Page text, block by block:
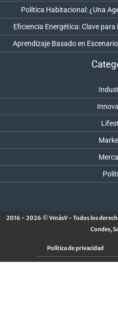
Política Habitacional: ¿Una
Eficiencia Energética: Clave
Aprendizaje Basado en
2016 - 2026 © VmásV - Todos los
Condes,
Política de privacidad